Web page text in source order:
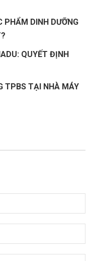
PHẨM DINH DƯỠNG
QUYẾT ĐỊNH
TPBS TẠI NHÀ MÁY